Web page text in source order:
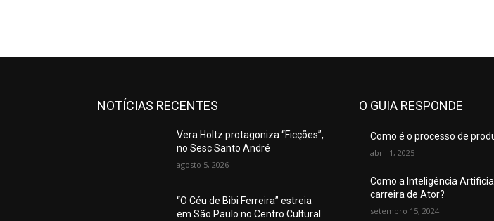
NOTÍCIAS RECENTES
Vera Holtz protagoniza “Ficções”,
no Sesc Santo André
agosto 5, 2026
“O Céu de Bibi Ferreira” estreia
em São Paulo no Centro Cultural
O GUIA RESPONDE
Como é o processo de
abril 1, 2025
Como a Inteligência
carreira de Ator?
setembro 15, 2024